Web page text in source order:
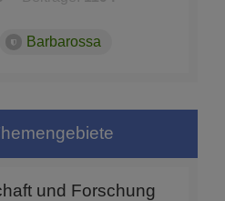
Barbarossa
und Forschung